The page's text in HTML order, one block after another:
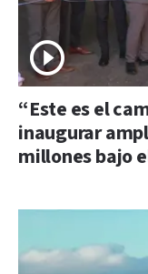
“Este es el
inaugurar
millones bajo